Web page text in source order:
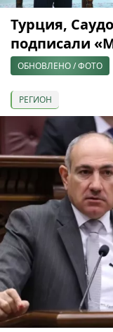
Турция,
подписали
ОБНОВЛЕНО / ФОТО
РЕГИОН